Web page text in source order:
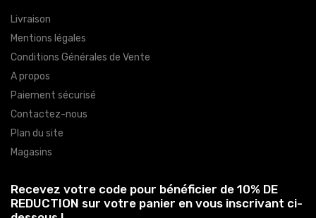
Livraison
Mentions légales
Conditions Générales de Vente
A propos
Paiement sécurisé
Contactez-nous
Plan du site
Magasins
Recevez votre code pour bénéficier de 10% DE
REDUCTION sur votre panier en vous inscrivant ci-